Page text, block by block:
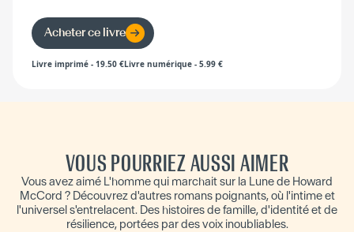
Acheter ce livre
Livre imprimé - 19.50 €Livre numérique - 5.99 €
VOUS POURRIEZ AUSSI AIMER
Vous avez aimé L'homme qui marchait sur la Lune de Howard
McCord ? Découvrez d'autres romans poignants, où l'intime et
l'universel s'entrelacent. Des histoires de famille, d'identité et de
résilience, portées par des voix inoubliables.